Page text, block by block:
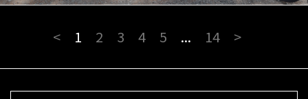
< 1 2 3 4 5 ... 14 >